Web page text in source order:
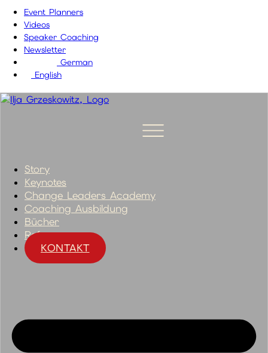
Event Planners
Videos
Speaker Coaching
Newsletter
German
English
Story
Keynotes
Change Leaders Academy
Coaching Ausbildung
Bücher
Referenzen
KONTAKT